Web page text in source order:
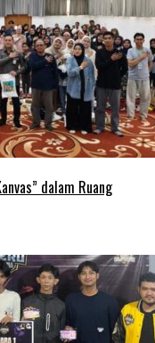
dalam Ruang